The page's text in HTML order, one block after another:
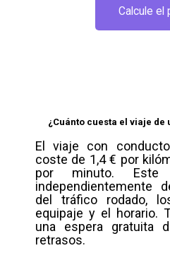
Calcule el
¿Cuánto cuesta el viaje
El viaje con
coste de 1,4 € por
por minuto.
independientemente
del tráfico rodado,
equipaje y el horario.
una espera gratuita
retrasos.